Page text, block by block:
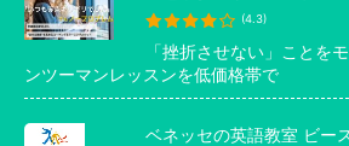
(4.3)
「挫折させない」ことを
ンツーマンレッスンを低価格帯で
ベネッセの英語教室 ビー